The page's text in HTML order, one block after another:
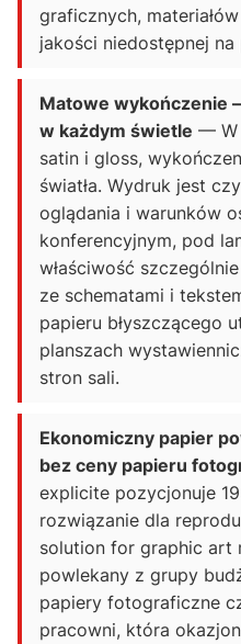
graficznych,
jakości niedostępnej
Matowe wykończenie
w każdym świetle — W
satin i gloss,
światła. Wydruk jest
oglądania i warunków
konferencyjnym, pod
właściwość
ze schematami i
papieru błyszczącego
planszach
stron sali.
Ekonomiczny papier
bez ceny papieru
explicite pozycjonuje
rozwiązanie dla
solution for graphic art
powlekany z grupy
papiery fotograficzne
pracowni, która